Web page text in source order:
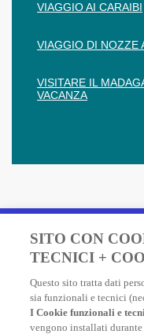
VIAGGIO AI CARAIBI
VIAGGIO DI NOZZE
VISITARE IL
VACANZA
Fai un
in
Assicurazione
migliore polizza,
SITO CON
TECNICI +
Questo sito tratta dati
sia funzionali e tecnici
I Cookie funzionali e
vengono installati